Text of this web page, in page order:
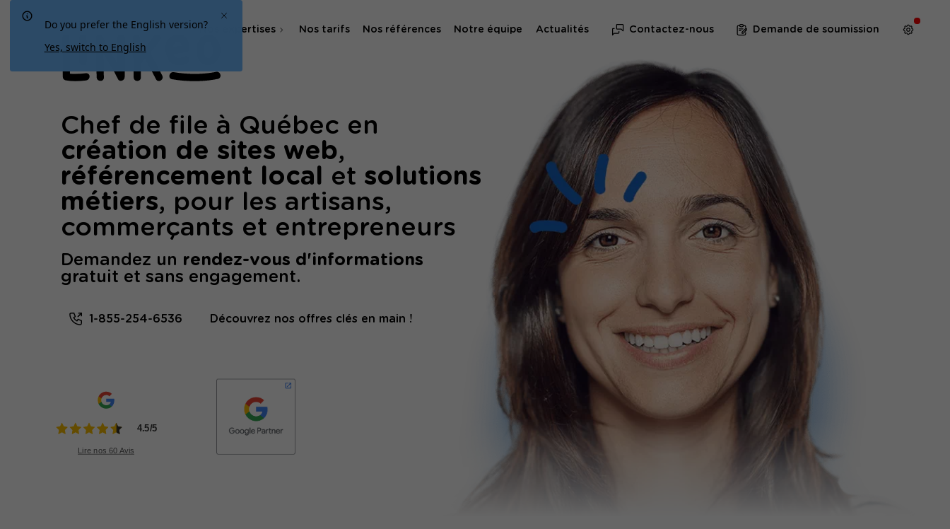
Nos expertises Nos tarifs Nos références Notre équipe Actualités Contactez-nous Demande de soumission
Chef de file à Québec en
création de sites web,
référencement local et solutions
métiers, pour les artisans,
commerçants et entrepreneurs
Demandez un rendez-vous d'informations
gratuit et sans engagement.
1-855-254-6536 Découvrez nos offres clés en main !
Do you prefer the English version?
Yes, switch to English